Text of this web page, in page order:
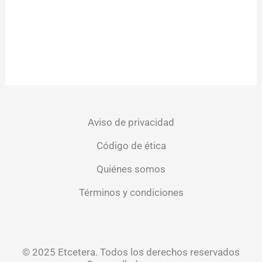
Aviso de privacidad
Código de ética
Quiénes somos
Términos y condiciones
© 2025 Etcetera. Todos los derechos reservados